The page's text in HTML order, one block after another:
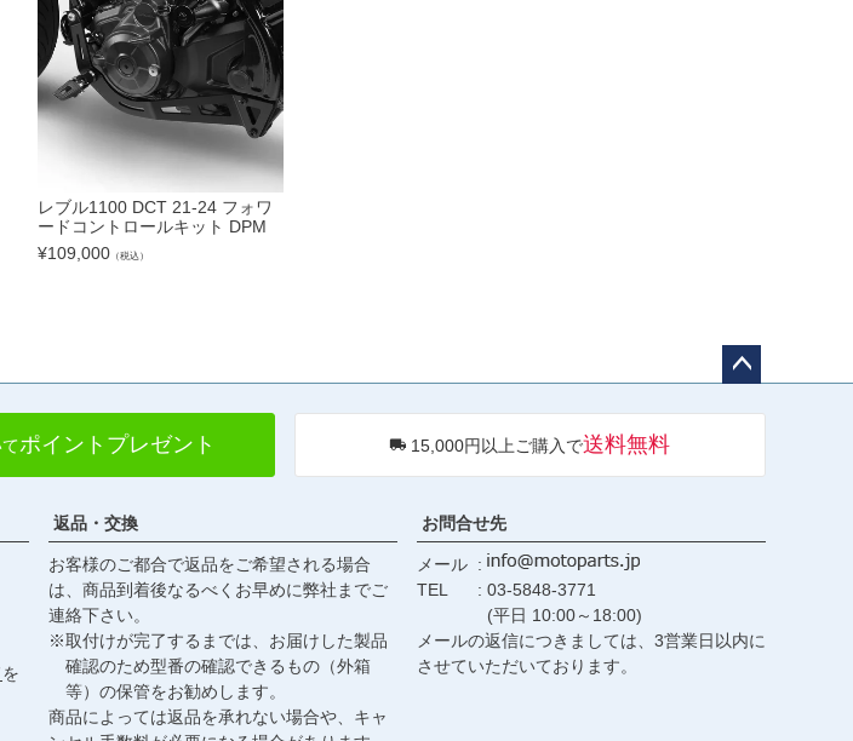
レブル1100 DCT 21-24 フォワ
ードコントロールキット DPM
¥109,000（税込）
へ
ポイントプレゼント 15,000円以上ご購入で送料無料
を
返品・交換
お客様のご都合で返品をご希望される場合
は、商品到着後なるべくお早めに弊社までご
連絡下さい。
※取付けが完了するまでは、お届けした製品
確認のため型番の確認できるもの（外箱
等）の保管をお勧めします。
商品によっては返品を承れない場合や、キャ
お問合せ先
メール
TEL
03-5848-3771
(平日 10:00～18:00)
メールの返信につきましては、3営業日以内に
させていただいております。